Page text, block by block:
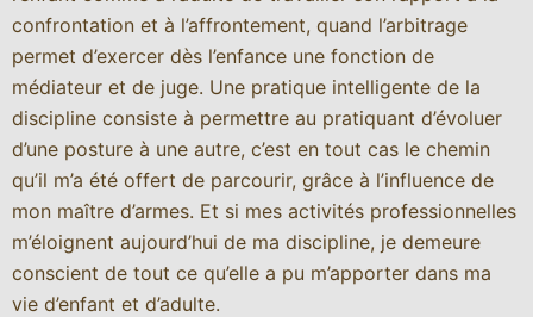
confrontation et à l’affrontement, quand l’arbitrage
permet d’exercer dès l’enfance une fonction de
médiateur et de juge. Une pratique intelligente de la
discipline consiste à permettre au pratiquant d’évoluer
d’une posture à une autre, c’est en tout cas le chemin
qu’il m’a été offert de parcourir, grâce à l’influence de
mon maître d’armes. Et si mes activités professionnelles
m’éloignent aujourd’hui de ma discipline, je demeure
conscient de tout ce qu’elle a pu m’apporter dans ma
vie d’enfant et d’adulte.